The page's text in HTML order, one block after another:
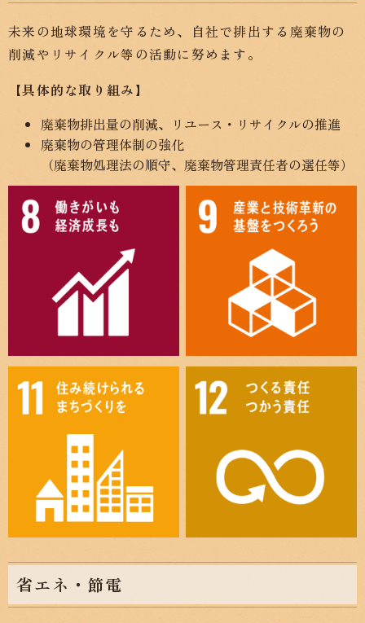
未来の地球環境を守るため、自社で排出する廃棄物の
削減やリサイクル等の活動に努めます。
【具体的な取り組み】
廃棄物排出量の削減、リユース・リサイクルの推進
廃棄物の管理体制の強化
（廃棄物処理法の順守、廃棄物管理責任者の選任等）
省エネ・節電